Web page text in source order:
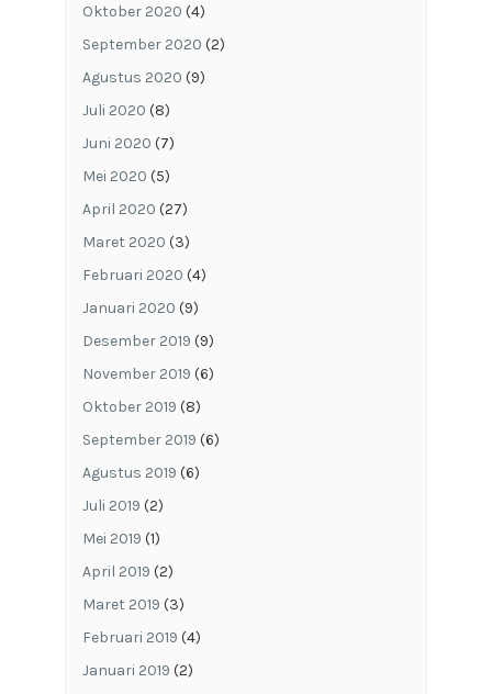
Oktober 2020 (4)
September 2020 (2)
Agustus 2020 (9)
Juli 2020 (8)
Juni 2020 (7)
Mei 2020 (5)
April 2020 (27)
Maret 2020 (3)
Februari 2020 (4)
Januari 2020 (9)
Desember 2019 (9)
November 2019 (6)
Oktober 2019 (8)
September 2019 (6)
Agustus 2019 (6)
Juli 2019 (2)
Mei 2019 (1)
April 2019 (2)
Maret 2019 (3)
Februari 2019 (4)
Januari 2019 (2)